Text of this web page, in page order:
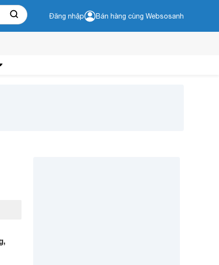
Đăng nhập Bán hàng cùng Websosanh